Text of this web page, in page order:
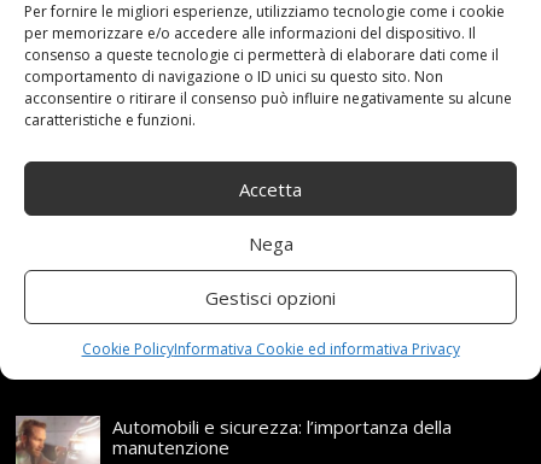
Per fornire le migliori esperienze, utilizziamo tecnologie come i cookie
per memorizzare e/o accedere alle informazioni del dispositivo. Il
consenso a queste tecnologie ci permetterà di elaborare dati come il
comportamento di navigazione o ID unici su questo sito. Non
acconsentire o ritirare il consenso può influire negativamente su alcune
caratteristiche e funzioni.
Accetta
Nega
Gestisci opzioni
Cookie PolicyInformativa Cookie ed informativa Privacy
Articoli recenti
Assicurazione auto e sostituzione lunotto: le cose
da sapere
21 Aprile,2026
25 Novembre,2024
Nuova MG ZS Hybrid+: i SUV si fanno ibridi
24 Novembre,2024
Automobili e sicurezza: l’importanza della
manutenzione